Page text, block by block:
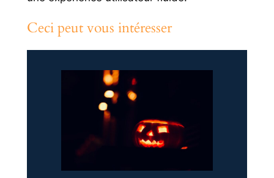
Ceci peut vous intéresser